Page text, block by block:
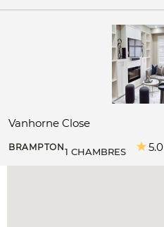
Vanhorne Close
BRAMPTON1 CHAMBRES 5.0